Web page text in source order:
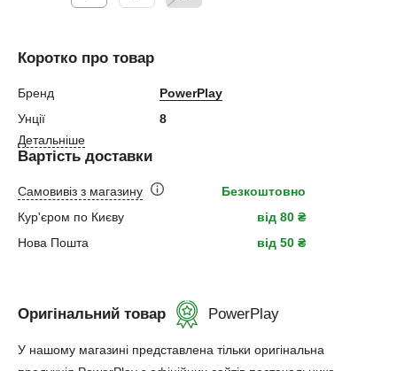
Коротко про товар
Бренд
PowerPlay
Унції
8
Детальніше
Вартість доставки
Самовивіз з магазину
Безкоштовно
Кур'єром по Києву
від 80 ₴
Нова Пошта
від 50 ₴
Оригінальний товар PowerPlay
У нашому магазині представлена ​​тільки оригінальна